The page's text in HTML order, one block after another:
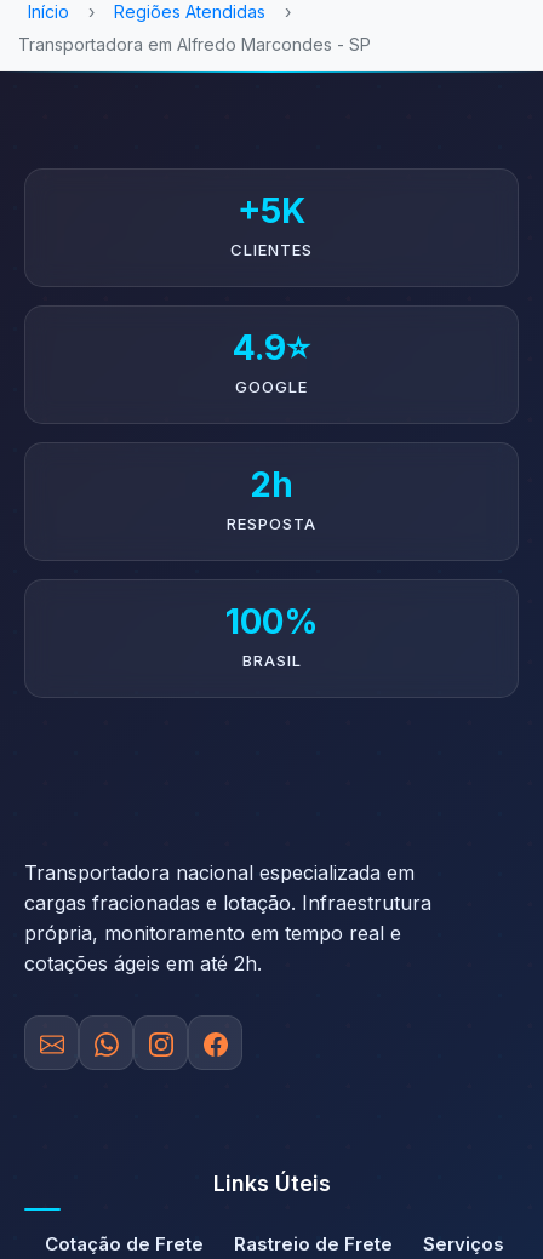
Início › Regiões Atendidas
›
Transportadora em Alfredo Marcondes - SP
+5K
CLIENTES
4.9⭐
GOOGLE
2h
RESPOSTA
100%
BRASIL
Transportadora nacional especializada em
cargas fracionadas e lotação. Infraestrutura
própria, monitoramento em tempo real e
cotações ágeis em até 2h.
Links Úteis
Cotação de Frete Rastreio de Frete Serviços